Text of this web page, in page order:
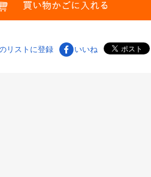
リストに登録 いいね